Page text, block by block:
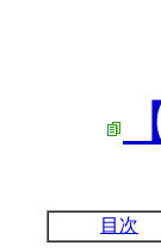
目次